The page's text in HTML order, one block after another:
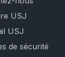
USJ
USJ
de sécurité